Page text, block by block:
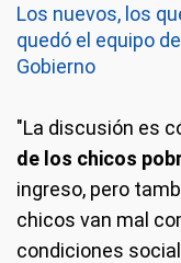
Los nuevos, los
quedó el equipo
Gobierno
"La discusión es
de los chicos
ingreso, pero
chicos van mal
condiciones